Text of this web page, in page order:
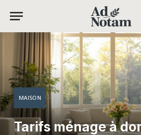
MAISON
Tarifs ménage à